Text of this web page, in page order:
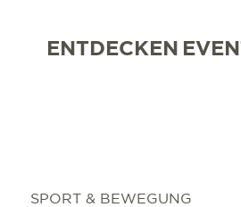
ENTDECKEN
SPORT & BEWEGUNG